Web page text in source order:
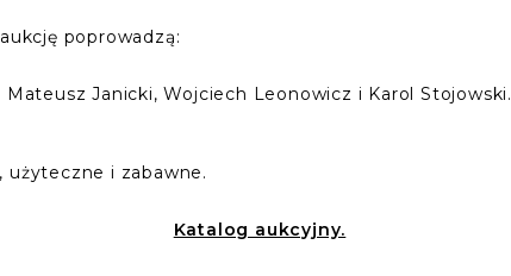
poprowadzą:
Mateusz Janicki, Wojciech Leonowicz i Karol Stojowski.
użyteczne i zabawne.
Katalog aukcyjny.